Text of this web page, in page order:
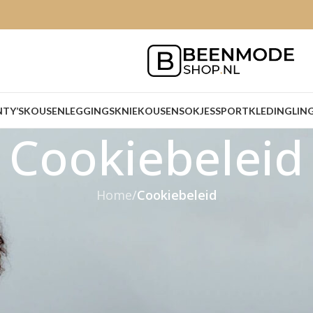
KOUSENLEGGINGSKNIEKOUSENSOKJESSPORTKLEDING
Cookiebeleid
Home/Cookiebeleid
werd voor het laatst geüpdatet op 23 maart
van de Europese Economische Ruimte en